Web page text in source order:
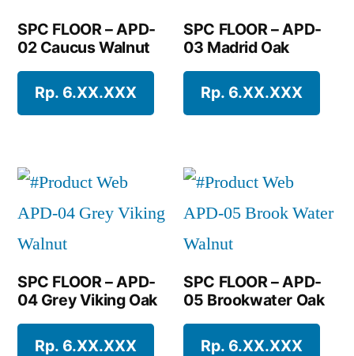
SPC FLOOR – APD-
02 Caucus Walnut
Rp. 6.XX.XXX
SPC FLOOR – APD-
03 Madrid Oak
Rp. 6.XX.XXX
SPC FLOOR – APD-
04 Grey Viking Oak
Rp. 6.XX.XXX
SPC FLOOR – APD-
05 Brookwater Oak
Rp. 6.XX.XXX